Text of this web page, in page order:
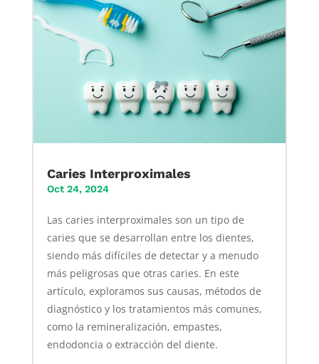
Caries Interproximales
Oct 24, 2024
Las caries interproximales son un tipo de
caries que se desarrollan entre los dientes,
siendo más difíciles de detectar y a menudo
más peligrosas que otras caries. En este
artículo, exploramos sus causas, métodos de
diagnóstico y los tratamientos más comunes,
como la remineralización, empastes,
endodoncia o extracción del diente.